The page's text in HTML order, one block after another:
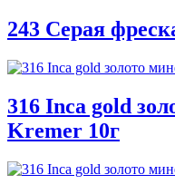
243 Серая
316 Inca gold
Kremer 10г